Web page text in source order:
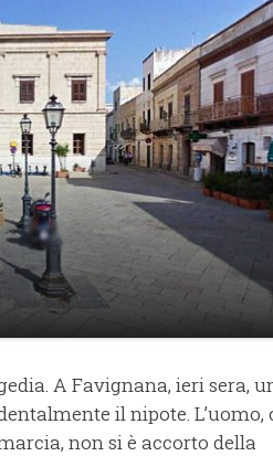
A Favignana, ieri sera,
il nipote. L’uomo,
non si è accorto della